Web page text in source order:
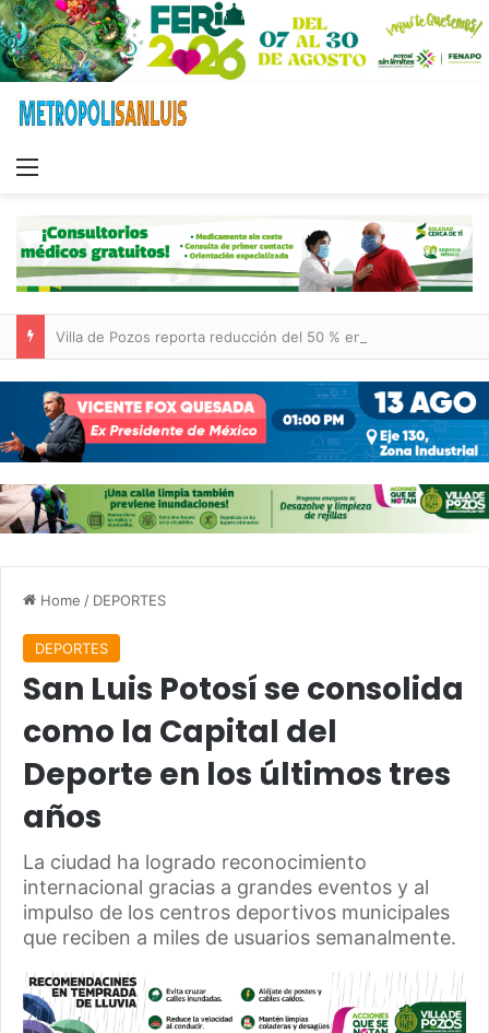
Home / DEPORTES
DEPORTES
San Luis Potosí se consolida
como la Capital del
Deporte en los últimos tres
años
La ciudad ha logrado reconocimiento
internacional gracias a grandes eventos y al
impulso de los centros deportivos municipales
que reciben a miles de usuarios semanalmente.